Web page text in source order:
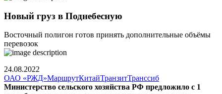
Новый груз в Поднебесную
Восточный полигон готов принять дополнительные объёмы
перевозок
24.08.2022
ОАО «РЖД»МаршрутКитайТранзитТранссиб
Министерство сельского хозяйства РФ предложило с 1